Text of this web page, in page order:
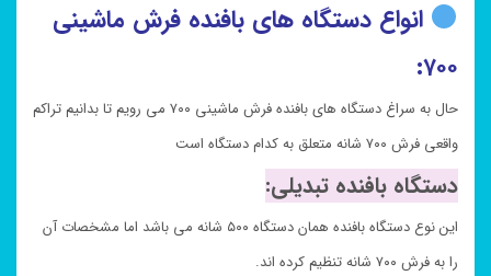
انواع دستگاه های بافنده فرش ماشینی
۷۰۰:
حال به سراغ دستگاه های بافنده فرش ماشینی ۷۰۰ می رویم تا بدانیم تراکم
واقعی فرش ۷۰۰ شانه متعلق به کدام دستگاه است
دستگاه بافنده تبدیلی:
این نوع دستگاه بافنده همان دستگاه ۵۰۰ شانه می باشد اما مشخصات آن
را به فرش ۷۰۰ شانه تنظیم کرده اند.